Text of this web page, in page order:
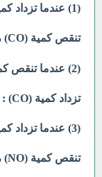
(1) عندما تزداد كمية (NO
تنقص كمية (CO) ، تزداد كمية (CO
(2) عندما تنقص كمية (NO
تزداد كمية (CO) : تنقص كمية (CO
(3) عندما تزداد كمية (CO
تنقص كمية (NO) ، تزداد كمية (CO) ، تزداد كمية (NO